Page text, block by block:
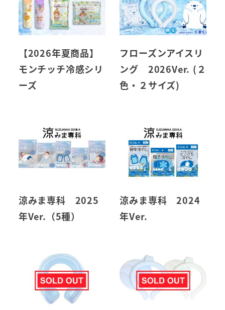
【2026年夏商品】
モンチッチ冷感シリ
ーズ
フローズンアイスリ
ング 2026Ver. (２
色・２サイズ)
涼みま専科 2025
年Ver.（5種）
涼みま専科 2024
年Ver.